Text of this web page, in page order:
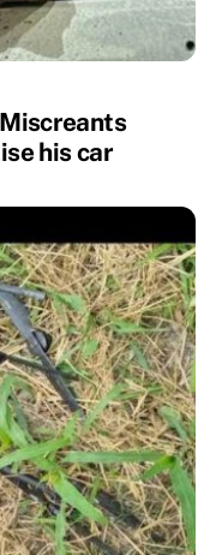
his car